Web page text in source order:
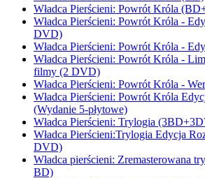
Władca Pierścieni: Powrót Króla
Władca Pierścieni: Powrót Króla -
DVD)
Władca Pierścieni: Powrót Króla -
Władca Pierścieni: Powrót Króla -
filmy (2 DVD)
Władca Pierścieni: Powrót Króla -
Władca Pierścieni: Powrót Króla
(Wydanie 5-płytowe)
Władca Pierścieni: Trylogia
Władca Pierścieni:Trylogia Edycja
DVD)
Władca pierścieni: Zremasterowana
BD)